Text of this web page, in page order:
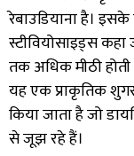
रेबाउडियाना है।
स्टीवियोसाइड्स कहा
तक अधिक मीठी
यह एक प्राकृतिक
किया जाता है जो
से जूझ रहे हैं।